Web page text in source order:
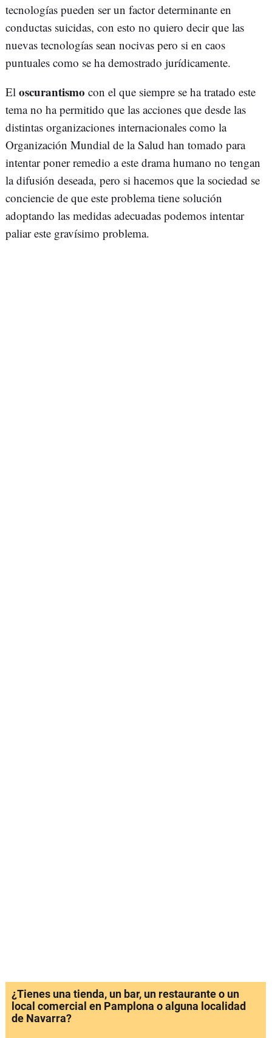
tecnologías pueden ser un factor determinante en
conductas suicidas, con esto no quiero decir que las
nuevas tecnologías sean nocivas pero si en caos
puntuales como se ha demostrado jurídicamente.
El oscurantismo con el que siempre se ha tratado este
tema no ha permitido que las acciones que desde las
distintas organizaciones internacionales como la
Organización Mundial de la Salud han tomado para
intentar poner remedio a este drama humano no tengan
la difusión deseada, pero si hacemos que la sociedad se
conciencie de que este problema tiene solución
adoptando las medidas adecuadas podemos intentar
paliar este gravísimo problema.
¿Tienes una tienda, un bar, un restaurante o un
local comercial en Pamplona o alguna localidad
de Navarra?